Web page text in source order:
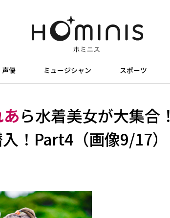
声優 ミュージシャン スポーツ
ら水着美女が大集合！
！Part4（画像9/17）